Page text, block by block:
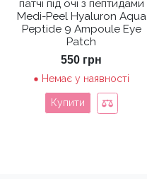
патчі під очі з пептидами
Medi-Peel Hyaluron Aqua
Peptide 9 Ampoule Eye
Patch
550 грн
Немає у наявності
Купити